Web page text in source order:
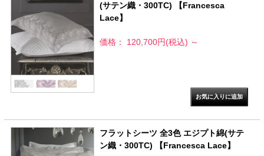
(サテン織・300TC) 【Francesca
Lace】
価格： 120,700円(税込) ～
フラットシーツ 全3色 エジプト綿(サテ
ン織・300TC) 【Francesca Lace】